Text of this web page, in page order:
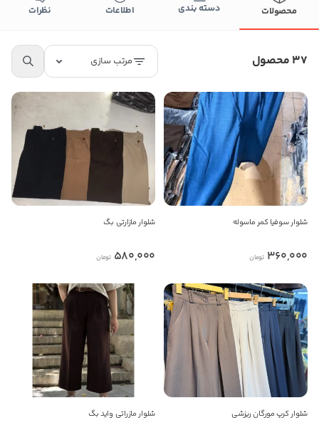
محصولات دسته بندی اطلاعات نظرات
37 محصول مرتب سازی
شلوار سوفیا کمر ماسوله
360,000 تومان
شلوار مازارتی بگ
580,000 تومان
شلوار کرپ مورگان ریزشی شلوار مازراتی واید بگ